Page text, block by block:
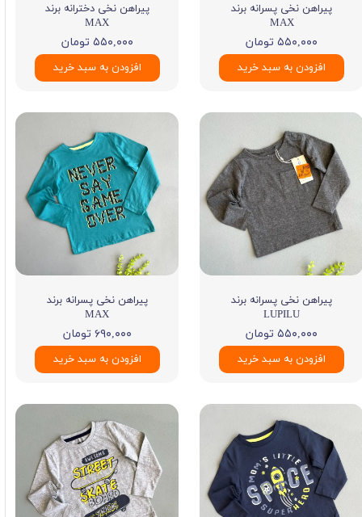
پیراهن نخی پسرانه برند
MAX
۵۵۰,۰۰۰ تومان
افزودن به سبد خرید
پیراهن نخی دخترانه برند
MAX
۵۵۰,۰۰۰ تومان
افزودن به سبد خرید
پیراهن نخی پسرانه برند
LUPILU
۵۵۰,۰۰۰ تومان
افزودن به سبد خرید
پیراهن نخی پسرانه برند
MAX
۶۹۰,۰۰۰ تومان
افزودن به سبد خرید